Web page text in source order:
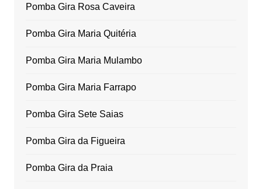
Pomba Gira Rosa Caveira
Pomba Gira Maria Quitéria
Pomba Gira Maria Mulambo
Pomba Gira Maria Farrapo
Pomba Gira Sete Saias
Pomba Gira da Figueira
Pomba Gira da Praia